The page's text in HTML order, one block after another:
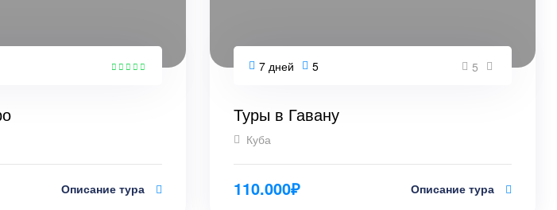
Описание тура
7 дней 5 5
Туры в Гавану
Куба
110.000₽ Описание тура